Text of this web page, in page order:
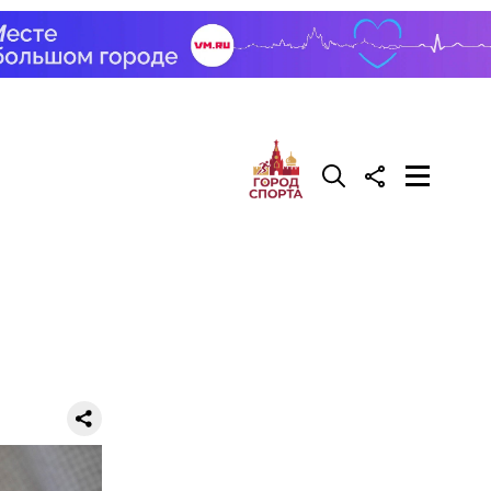
не
двух
сверху